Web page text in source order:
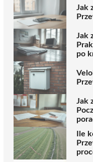
Jak
Jak
po
Jak
Ile